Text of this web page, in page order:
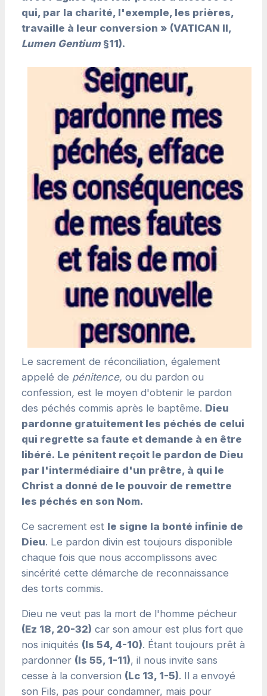
qui, par la charité, l'exemple, les prières,
travaille à leur conversion » (VATICAN II,
Lumen Gentium§11).
Le sacrement de réconciliation, également
appelé de pénitence, ou du pardon ou
confession, est le moyen d'obtenir le pardon
des péchés commis après le baptême. Dieu
pardonne gratuitement les péchés de celui
qui regrette sa faute et demande à en être
libéré. Le pénitent reçoit le pardon de Dieu
par l'intermédiaire d'un prêtre, à qui le
Christ a donné de le pouvoir de remettre
les péchés en son Nom.
Ce sacrement est le signe la bonté infinie de
Dieu. Le pardon divin est toujours disponible
chaque fois que nous accomplissons avec
sincérité cette démarche de reconnaissance
des torts commis.
Dieu ne veut pas la mort de l'homme pécheur
(Ez 18, 20-32) car son amour est plus fort que
nos iniquités (Is 54, 4-10). Étant toujours prêt à
pardonner (Is 55, 1-11), il nous invite sans
cesse à la conversion (Lc 13, 1-5). Il a envoyé
son Fils, pas pour condamner, mais pour